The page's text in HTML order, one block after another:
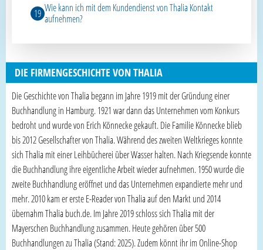
Wie kann ich mit dem Kundendienst von Thalia Kontakt
aufnehmen?
DIE FIRMENGESCHICHTE VON THALIA
Die Geschichte von Thalia begann im Jahre 1919 mit der Gründung einer
Buchhandlung in Hamburg. 1921 war dann das Unternehmen vom Konkurs
bedroht und wurde von Erich Könnecke gekauft. Die Familie Könnecke blieb
bis 2012 Gesellschafter von Thalia. Während des zweiten Weltkrieges konnte
sich Thalia mit einer Leihbücherei über Wasser halten. Nach Kriegsende konnte
die Buchhandlung ihre eigentliche Arbeit wieder aufnehmen. 1950 wurde die
zweite Buchhandlung eröffnet und das Unternehmen expandierte mehr und
mehr. 2010 kam er erste E-Reader von Thalia auf den Markt und 2014
übernahm Thalia buch.de. Im Jahre 2019 schloss sich Thalia mit der
Mayerschen Buchhandlung zusammen. Heute gehören über 500
Buchhandlungen zu Thalia (Stand: 2025). Zudem könnt ihr im Online-Shop